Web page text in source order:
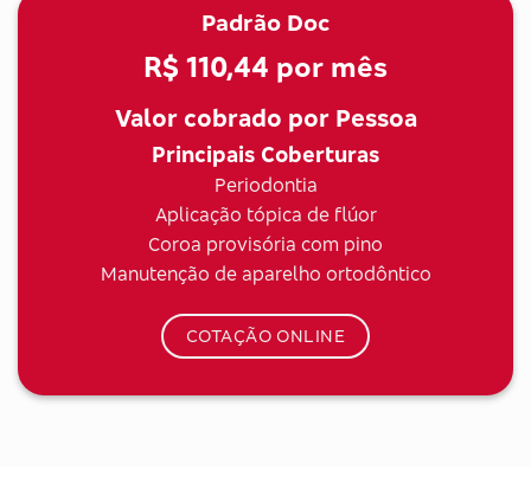
Padrão Doc
R$ 110,44 por mês
Valor cobrado por Pessoa
Principais Coberturas
Periodontia
Aplicação tópica de flúor
Coroa provisória com pino
Manutenção de aparelho ortodôntico
COTAÇÃO ONLINE